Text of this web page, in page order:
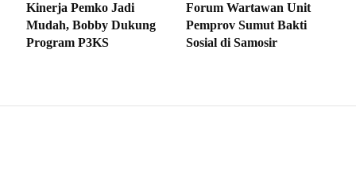
Kinerja Pemko Jadi
Mudah, Bobby Dukung
Program P3KS
Forum Wartawan Unit
Pemprov Sumut Bakti
Sosial di Samosir